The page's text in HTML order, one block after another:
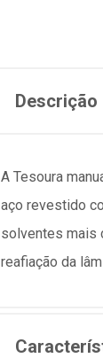
Descrição
A Tesoura
aço revestido
solventes mais
reafiação da